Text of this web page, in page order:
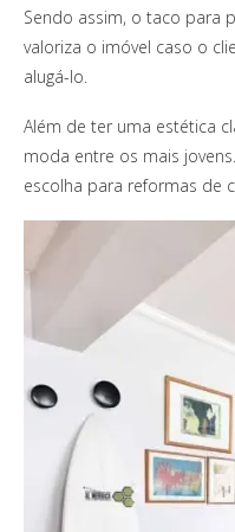
Sendo assim, o taco para
valoriza o imóvel caso o
alugá-lo.
Além de ter uma estética
moda entre os mais
escolha para reformas de